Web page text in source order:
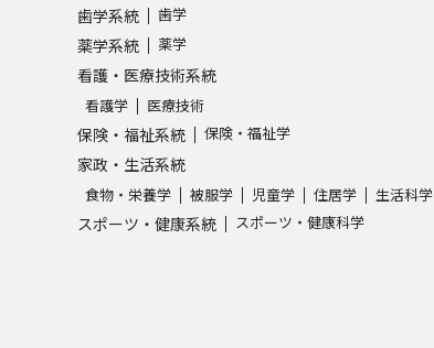
学問のミニ講義「夢ナビ講義」
ユーザーサポート
Ｑ＆Ａ よくあるご質問
歯学系統 歯学
薬学系統 薬学
看護・医療技術系統
看護学 医療技術
保険・福祉系統 保険・福祉学
家政・生活系統
食物・栄養学 被服学 児童学 住居学 生活科学
スポーツ・健康系統 スポーツ・健康科学